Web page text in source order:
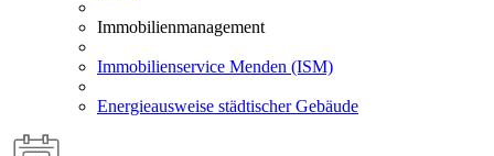
Immobilienmanagement
Immobilienservice Menden (ISM)
Energieausweise städtischer Gebäude